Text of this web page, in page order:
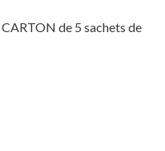
de 5 sachets de